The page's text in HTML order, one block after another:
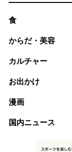
食
からだ・美容
カルチャー
お出かけ
漫画
国内ニュース